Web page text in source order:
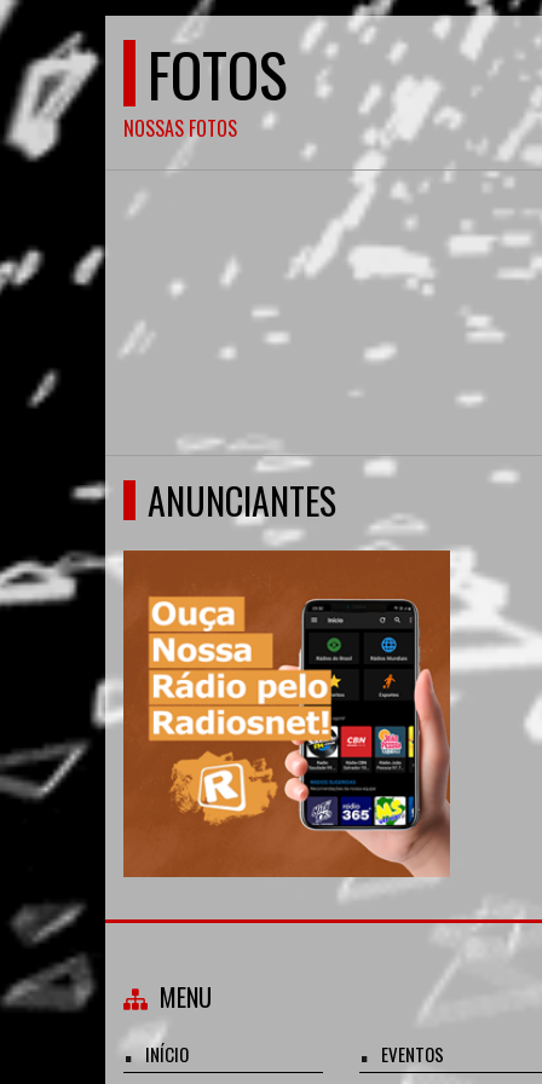
FOTOS
NOSSAS FOTOS
ANUNCIANTES
MENU
INÍCIO
EVENTOS